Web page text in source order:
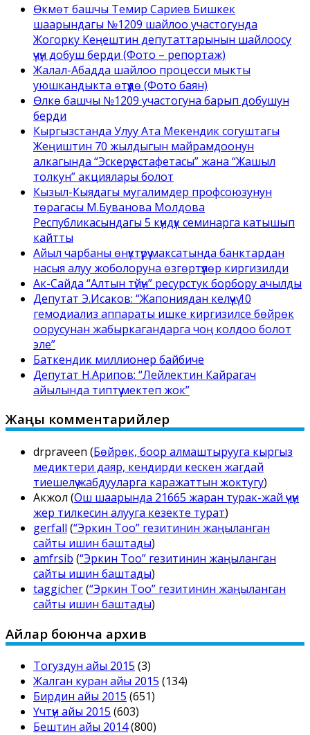
Өкмөт башчы Темир Сариев Бишкек
шаарындагы №1209 шайлоо участогунда
Жогорку Кеңештин депутаттарынын шайлоосу
үчүн добуш берди (Фото – репортаж)
Жалал-Абадда шайлоо процесси мыкты
уюшкандыкта өтүүдө (Фото баян)
Өлкө башчы №1209 участогуна барып добушун
берди
Кыргызстанда Улуу Ата Мекендик согуштагы
Жеңиштин 70 жылдыгын майрамдоонун
алкагында “Эскерүү эстафетасы” жана “Жашыл
толкун” акциялары болот
Кызыл-Кыядагы мугалимдер профсоюзунун
төрагасы М.Буванова Молдова
Республикасындагы 5 күндүк семинарга катышып
кайтты
Айыл чарбаны өнүктүрүү максатында банктардан
насыя алуу жоболоруна өзгөртүүлөр киргизилди
Ак-Сайда “Алтын түйүн” ресурстук борбору ачылды
Депутат Э.Исаков: “Жапониядан келүүчү 10
гемодиализ аппараты ишке киргизилсе бөйрөк
оорусунан жабыркагандарга чоң колдоо болот
эле”
Баткендик миллионер байбиче
Депутат Н.Арипов: “Лейлектин Кайрагач
айылында типтүү мектеп жок”
Жаңы комментарийлер
drpraveen (Бөйрөк, боор алмаштырууга кыргыз
медиктери даяр, кендирди кескен жагдай
тиешелүү жабдууларга каражаттын жоктугу)
Акжол (Ош шаарында 21665 жаран турак-жай үчүн
жер тилкесин алууга кезекте турат)
gerfall (“Эркин Тоо” гезитинин жаңыланган
сайты ишин баштады)
amfrsib (“Эркин Тоо” гезитинин жаңыланган
сайты ишин баштады)
taggicher(“Эркин Тоо” гезитинин жаңыланган
сайты ишин баштады)
Айлар боюнча архив
Тогуздун айы 2015 (3)
Жалган куран айы 2015 (134)
Бирдин айы 2015 (651)
Үчтүн айы 2015 (603)
Бештин айы 2014(800)